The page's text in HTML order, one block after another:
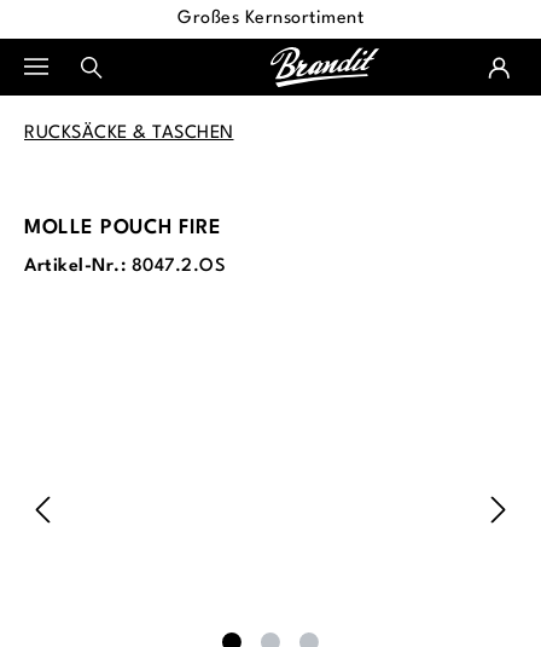
Großes Kernsortiment
RUCKSÄCKE & TASCHEN
MOLLE POUCH FIRE
Artikel-Nr.: 8047.2.OS